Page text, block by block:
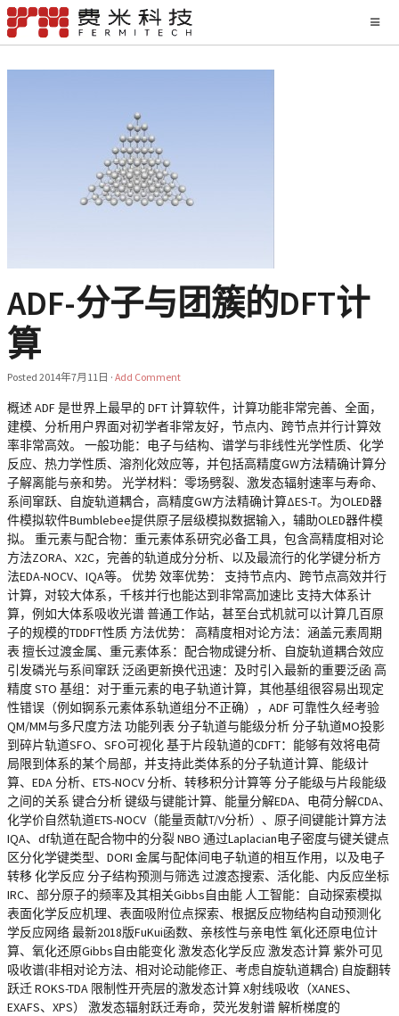
ADF-分子与团簇的DFT计
算
Posted 2014年7月11日 · Add Comment
概述 ADF 是世界上最早的 DFT 计算软件，计算功能非常完善、全面，
建模、分析用户界面对初学者非常友好，节点内、跨节点并行计算效
率非常高效。 一般功能：电子与结构、谱学与非线性光学性质、化学
反应、热力学性质、溶剂化效应等，并包括高精度GW方法精确计算分
子解离能与亲和势。 光学材料：零场劈裂、激发态辐射速率与寿命、
系间窜跃、自旋轨道耦合，高精度GW方法精确计算ΔES-T。为OLED器
件模拟软件Bumblebee提供原子层级模拟数据输入，辅助OLED器件模
拟。 重元素与配合物：重元素体系研究必备工具，包含高精度相对论
方法ZORA、X2C，完善的轨道成分分析、以及最流行的化学键分析方
法EDA-NOCV、IQA等。 优势 效率优势： 支持节点内、跨节点高效并行
计算，对较大体系，千核并行也能达到非常高加速比 支持大体系计
算，例如大体系吸收光谱 普通工作站，甚至台式机就可以计算几百原
子的规模的TDDFT性质 方法优势： 高精度相对论方法：涵盖元素周期
表 擅长过渡金属、重元素体系：配合物成键分析、自旋轨道耦合效应
引发磷光与系间窜跃 泛函更新换代迅速：及时引入最新的重要泛函 高
精度 STO 基组：对于重元素的电子轨道计算，其他基组很容易出现定
性错误（例如锕系元素体系轨道组分不正确），ADF 可靠性久经考验
QM/MM与多尺度方法 功能列表 分子轨道与能级分析 分子轨道MO投影
到碎片轨道SFO、SFO可视化 基于片段轨道的CDFT：能够有效将电荷
局限到体系的某个局部，并支持此类体系的分子轨道计算、能级计
算、EDA 分析、ETS-NOCV 分析、转移积分计算等 分子能级与片段能级
之间的关系 键合分析 键级与键能计算、能量分解EDA、电荷分解CDA、
化学价自然轨道ETS-NOCV（能量贡献T/V分析）、原子间键能计算方法
IQA、df轨道在配合物中的分裂 NBO 通过Laplacian电子密度与键关键点
区分化学键类型、DORI 金属与配体间电子轨道的相互作用，以及电子
转移 化学反应 分子结构预测与筛选 过渡态搜索、活化能、内反应坐标
IRC、部分原子的频率及其相关Gibbs自由能 人工智能：自动探索模拟
表面化学反应机理、表面吸附位点探索、根据反应物结构自动预测化
学反应网络 最新2018版FuKui函数、亲核性与亲电性 氧化还原电位计
算、氧化还原Gibbs自由能变化 激发态化学反应 激发态计算 紫外可见
吸收谱(非相对论方法、相对论动能修正、考虑自旋轨道耦合) 自旋翻转
跃迁 ROKS-TDA 限制性开壳层的激发态计算 X射线吸收（XANES、
EXAFS、XPS） 激发态辐射跃迁寿命，荧光发射谱 解析梯度的